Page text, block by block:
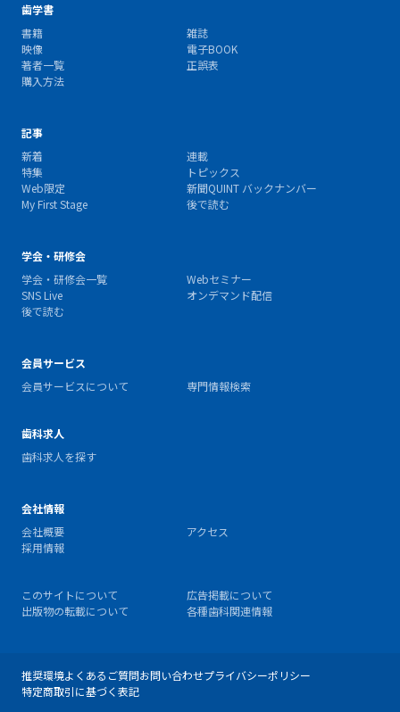
歯学書
書籍
雑誌
映像
電子BOOK
著者一覧
正誤表
購入方法
記事
新着
連載
特集
トピックス
Web限定
新聞QUINT バックナンバー
My First Stage
後で読む
学会・研修会
学会・研修会一覧
Webセミナー
SNS Live
オンデマンド配信
後で読む
会員サービス
会員サービスについて
専門情報検索
歯科求人
歯科求人を探す
会社情報
会社概要
アクセス
採用情報
このサイトについて
広告掲載について
出版物の転載について
各種歯科関連情報
推奨環境よくあるご質問お問い合わせプライバシーポリシー
特定商取引に基づく表記